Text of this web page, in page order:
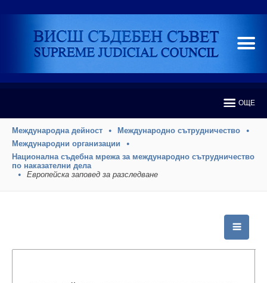
ОЩЕ
Международна дейност
Международно сътрудничество
Международни организации
Национална съдебна мрежа за международно сътрудничество
по наказателни дела
Европейска заповед за разследване